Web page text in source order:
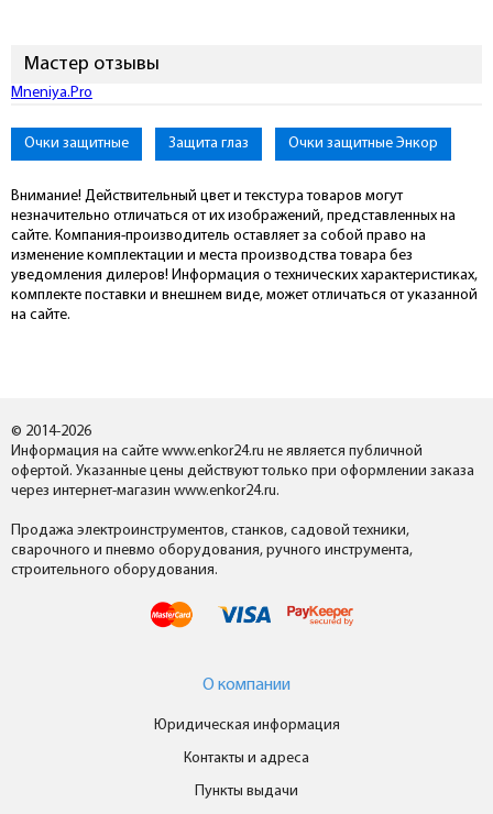
Мастер отзывы
Mneniya.Pro
Очки защитные Защита глаз Очки защитные Энкор
Внимание! Действительный цвет и текстура товаров могут
незначительно отличаться от их изображений, представленных на
сайте. Компания-производитель оставляет за собой право на
изменение комплектации и места производства товара без
уведомления дилеров! Информация о технических характеристиках,
комплекте поставки и внешнем виде, может отличаться от указанной
на сайте.
© 2014-2026
Информация на сайте www.enkor24.ru не является публичной
офертой. Указанные цены действуют только при оформлении заказа
через интернет-магазин www.enkor24.ru.
Продажа электроинструментов, станков, садовой техники,
сварочного и пневмо оборудования, ручного инструмента,
строительного оборудования.
О компании
Юридическая информация
Контакты и адреса
Пункты выдачи